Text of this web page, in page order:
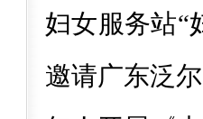
妇女服务站“
邀请广东泛